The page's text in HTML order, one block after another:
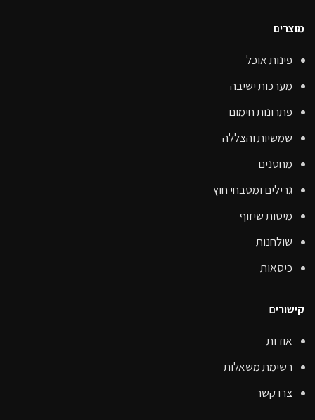
מוצרים
פינות אוכל
מערכות ישיבה
פתרונות חימום
שמשיות והצללה
מחסנים
גרילים ומטבחי חוץ
מיטות שיזוף
שולחנות
כיסאות
קישורים
אודות
רשימת משאלות
צרו קשר